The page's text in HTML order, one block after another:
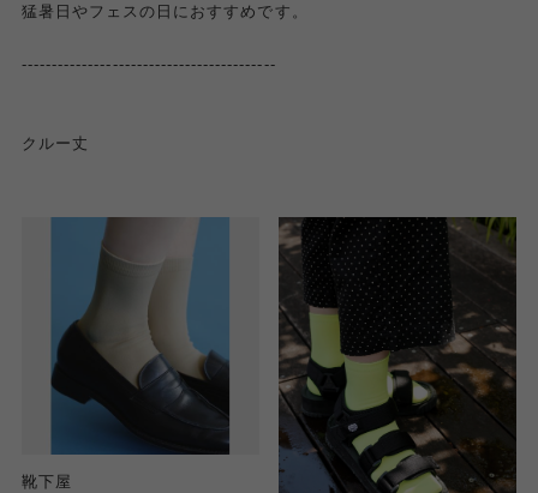
猛暑日やフェスの日におすすめです。
------------------------------------------
クルー丈
靴下屋